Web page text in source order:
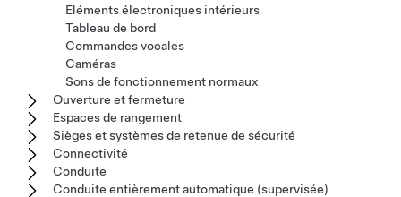
Éléments électroniques intérieurs
Tableau de bord
Commandes vocales
Caméras
Sons de fonctionnement normaux
Ouverture et fermeture
Espaces de rangement
Sièges et systèmes de retenue de sécurité
Connectivité
Conduite
Conduite entièrement automatique (supervisée)